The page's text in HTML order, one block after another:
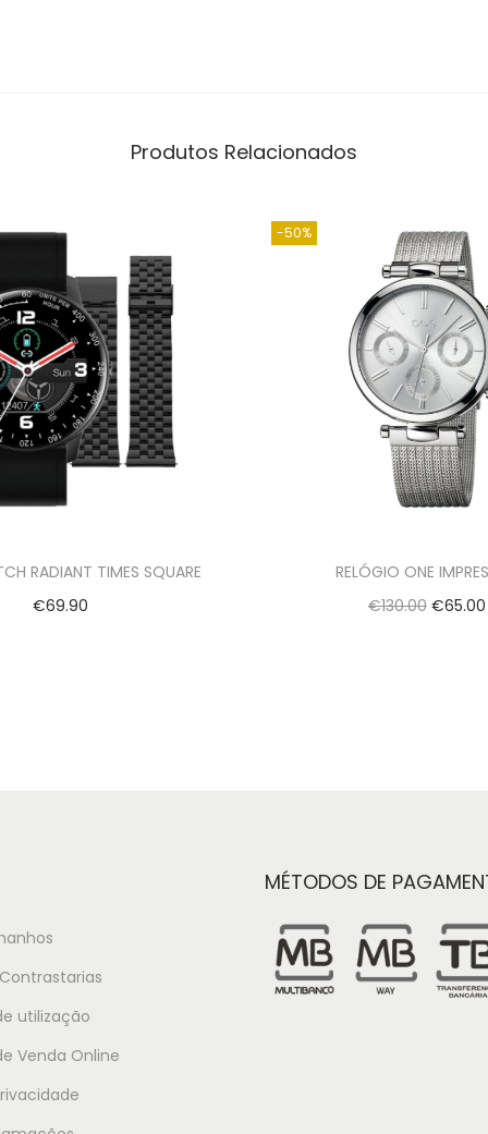
Produtos Relacionados
RADIANT TIMES SQUARE
€69.90
-50%
RELÓGIO ONE
€130.00 €65.00
utilização
Venda Online
MÉTODOS DE